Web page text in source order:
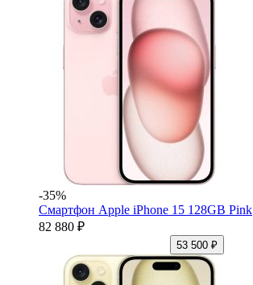
-35%
Смартфон Apple iPhone 15 128GB Pink
82 880 ₽
53 500 ₽